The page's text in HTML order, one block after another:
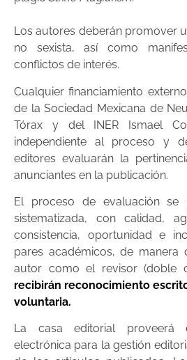
Los autores deberán promover
no sexista, así como
conflictos de interés.
Cualquier financiamiento
de laSociedad Mexicana de
Tórax y del INER Ismael
independiente al proceso y
editores evaluarán la
anunciantes en la publicación.
El proceso de evaluación se
sistematizada, con calidad,
consistencia, oportunidad e
pares académicos, de manera
autor como el revisor (doble
recibirán reconocimiento
voluntaria.
La casa editorial proveerá
electrónica para la gestión